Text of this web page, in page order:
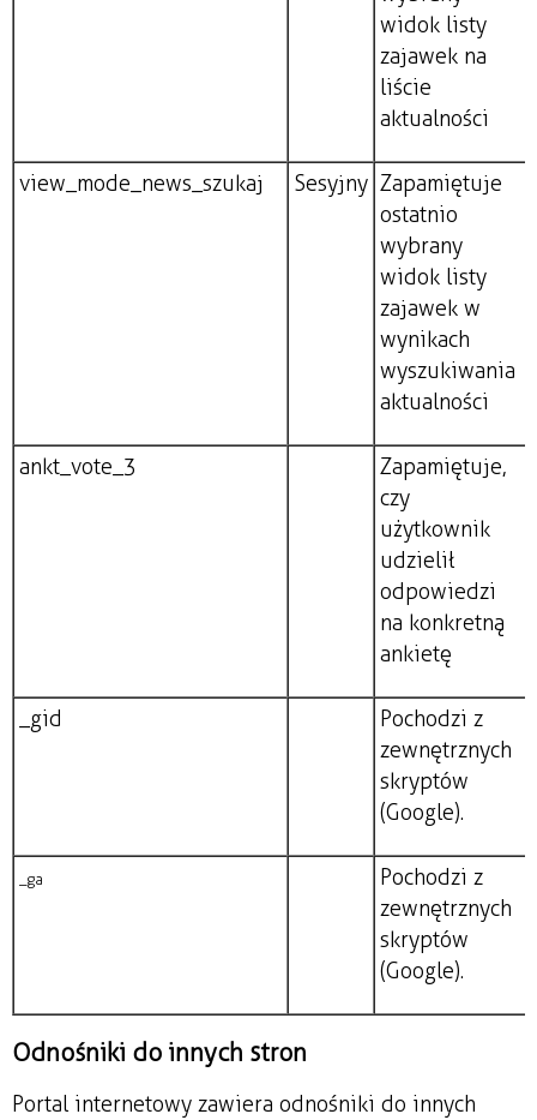
widok listy
zajawek na
liście
aktualności
view_mode_news_szukaj Sesyjny Zapamiętuje
ostatnio
wybrany
widok listy
zajawek w
wynikach
wyszukiwania
aktualności
ankt_vote_3
Zapamiętuje,
czy
użytkownik
udzielił
odpowiedzi
na konkretną
ankietę
_gid
Pochodzi z
zewnętrznych
skryptów
(Google).
_ga
Pochodzi z
zewnętrznych
skryptów
(Google).
Odnośniki do innych stron
Portal internetowy zawiera odnośniki do innych